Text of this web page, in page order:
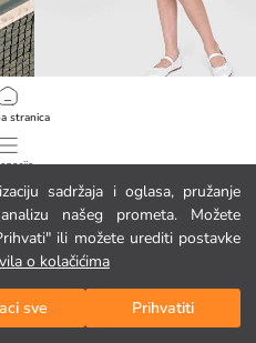
sadržaja i oglasa, pružanje
našeg prometa. Možete
ili možete urediti postavke
o kolačićima
sve Prihvatiti
stranica
košarica
Haljina za djevojčice s polo ovratnikom i tiskanim motivom Stitch